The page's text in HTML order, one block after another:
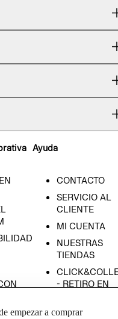
Ayuda
CONTACTO
SERVICIO AL
CLIENTE
MI CUENTA
NUESTRAS
TIENDAS
- RETIRO EN
TÉRMINOS Y
empezar a comprar